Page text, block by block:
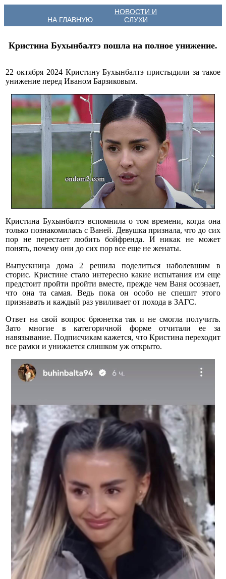
НА ГЛАВНУЮ
НОВОСТИ И
СЛУХИ
Кристина Бухынбалтэ пошла на полное унижение.
22 октября 2024 Кристину Бухынбалтэ пристыдили за такое
унижение перед Иваном Барзиковым.
Кристина Бухынбалтэ вспомнила о том времени, когда она
только познакомилась с Ваней. Девушка признала, что до сих
пор не перестает любить бойфренда. И никак не может
понять, почему они до сих пор все еще не женаты.
Выпускница дома 2 решила поделиться наболевшим в
сторис. Кристине стало интересно какие испытания им еще
предстоит пройти пройти вместе, прежде чем Ваня осознает,
что она та самая. Ведь пока он особо не спешит этого
признавать и каждый раз увиливает от похода в ЗАГС.
Ответ на свой вопрос брюнетка так и не смогла получить.
Зато многие в категоричной форме отчитали ее за
навязывание. Подписчикам кажется, что Кристина переходит
все рамки и унижается слишком уж открыто.